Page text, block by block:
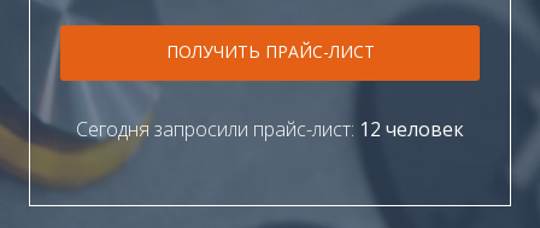
ПОЛУЧИТЬ ПРАЙС-ЛИСТ
Сегодня запросили прайс-лист: 12 человек